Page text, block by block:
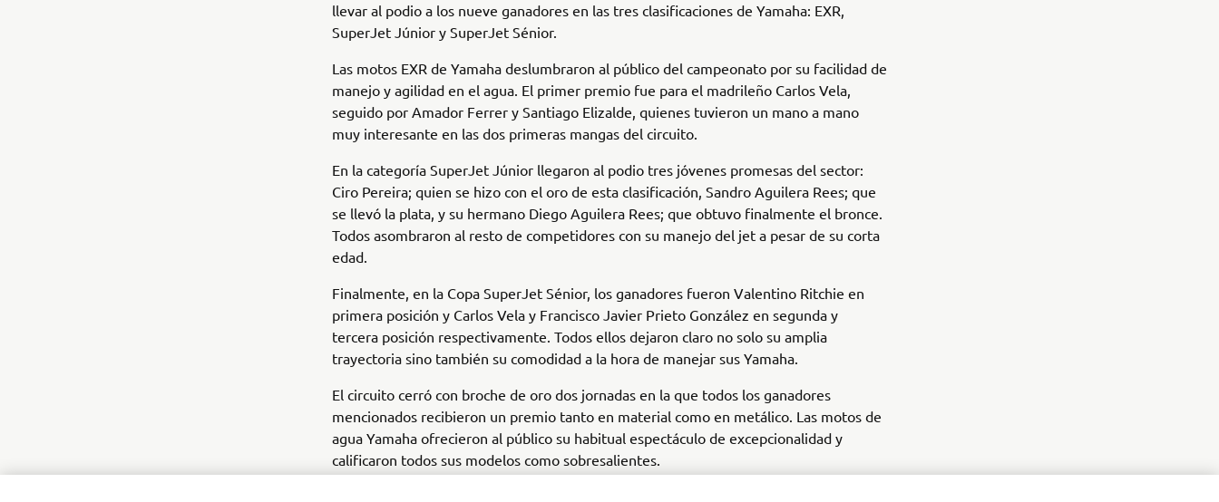
llevar al podio a los nueve ganadores en las tres clasificaciones de Yamaha: EXR,
SuperJet Júnior y SuperJet Sénior.
Las motos EXR de Yamaha deslumbraron al público del campeonato por su facilidad de
manejo y agilidad en el agua. El primer premio fue para el madrileño Carlos Vela,
seguido por Amador Ferrer y Santiago Elizalde, quienes tuvieron un mano a mano
muy interesante en las dos primeras mangas del circuito.
En la categoría SuperJet Júnior llegaron al podio tres jóvenes promesas del sector:
Ciro Pereira; quien se hizo con el oro de esta clasificación, Sandro Aguilera Rees; que
se llevó la plata, y su hermano Diego Aguilera Rees; que obtuvo finalmente el bronce.
Todos asombraron al resto de competidores con su manejo del jet a pesar de su corta
edad.
Finalmente, en la Copa SuperJet Sénior, los ganadores fueron Valentino Ritchie en
primera posición y Carlos Vela y Francisco Javier Prieto González en segunda y
tercera posición respectivamente. Todos ellos dejaron claro no solo su amplia
trayectoria sino también su comodidad a la hora de manejar sus Yamaha.
El circuito cerró con broche de oro dos jornadas en la que todos los ganadores
mencionados recibieron un premio tanto en material como en metálico. Las motos de
agua Yamaha ofrecieron al público su habitual espectáculo de excepcionalidad y
calificaron todos sus modelos como sobresalientes.